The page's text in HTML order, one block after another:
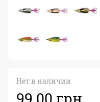
Нет в наличии